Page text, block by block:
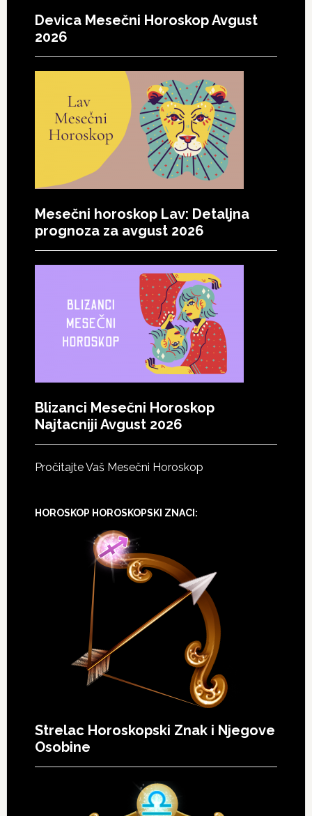
Devica Mesečni Horoskop Avgust
2026
Mesečni horoskop Lav: Detaljna
prognoza za avgust 2026
Blizanci Mesečni Horoskop
Najtacniji Avgust 2026
Pročitajte Vaš Mesečni Horoskop
HOROSKOP HOROSKOPSKI ZNACI:
Strelac Horoskopski Znak i Njegove
Osobine